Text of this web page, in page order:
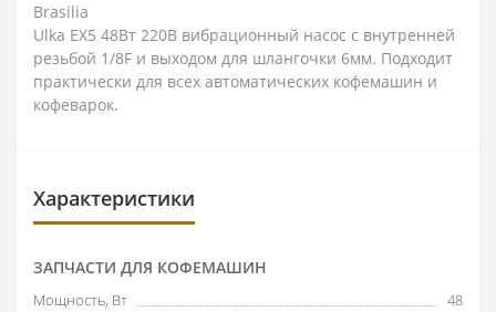
Brasilia
Ulka EX5 48Вт 220В вибрационный насос с внутренней
резьбой 1/8F и выходом для шлангочки 6мм. Подходит
практически для всех автоматических кофемашин и
кофеварок.
Характеристики
ЗАПЧАСТИ ДЛЯ КОФЕМАШИН
Мощность, Вт
48